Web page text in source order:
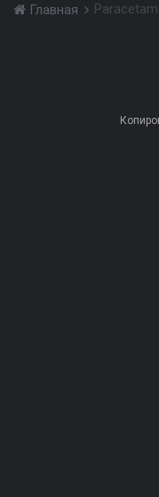
Главная